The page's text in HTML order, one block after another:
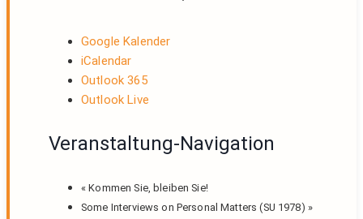
Google Kalender
iCalendar
Outlook 365
Outlook Live
Veranstaltung-Navigation
« Kommen Sie, bleiben Sie!
Some Interviews on Personal Matters (SU 1978) »